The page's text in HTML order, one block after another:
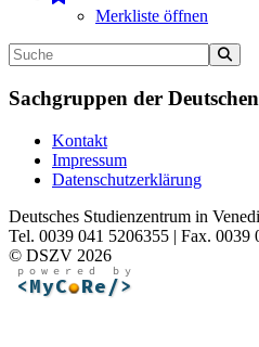
Merkliste öffnen
Sachgruppen der
Kontakt
Impressum
Datenschutzerklärung
Deutsches Studienzentrum in
Tel. 0039 041 5206355 | Fax. 0039
© DSZV 2026